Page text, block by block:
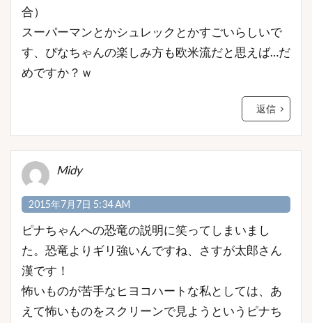
合）
スーパーマンとかシュレックとかすごいらしいで
す、ぴなちゃんの楽しみ方も欧米流だと思えば…だ
めですか？ｗ
返信
Midy
2015年7月7日 5:34 AM
ピナちゃんへの恐竜の説明に笑ってしまいまし
た。恐竜よりギリ強いんですね、さすが太郎さん
漢です！
怖いものが苦手なヒヨコハートな私としては、あ
えて怖いものをスクリーンで見ようというピナち